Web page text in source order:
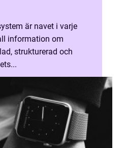
är navet i varje
information om
strukturerad och